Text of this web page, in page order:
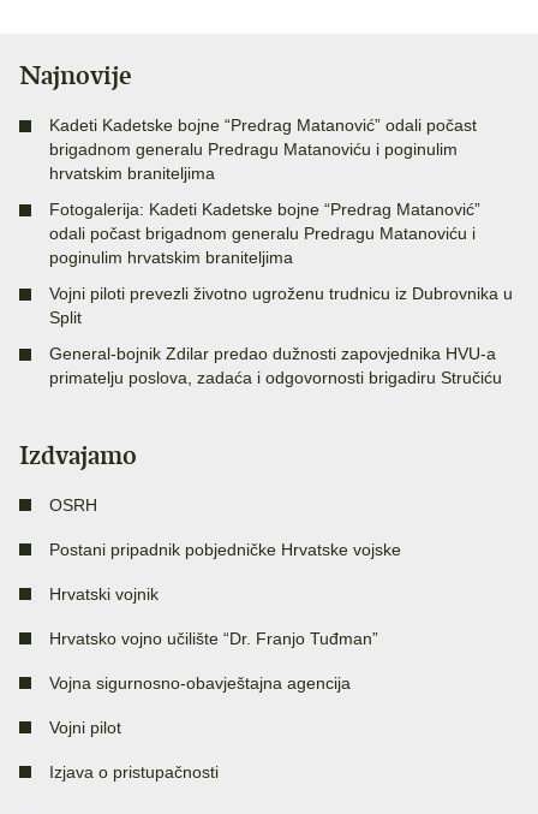
Najnovije
Kadeti Kadetske bojne “Predrag Matanović” odali počast
brigadnom generalu Predragu Matanoviću i poginulim
hrvatskim braniteljima
Fotogalerija: Kadeti Kadetske bojne “Predrag Matanović”
odali počast brigadnom generalu Predragu Matanoviću i
poginulim hrvatskim braniteljima
Vojni piloti prevezli životno ugroženu trudnicu iz Dubrovnika u
Split
General-bojnik Zdilar predao dužnosti zapovjednika HVU-a
primatelju poslova, zadaća i odgovornosti brigadiru Stručiću
Izdvajamo
OSRH
Postani pripadnik pobjedničke Hrvatske vojske
Hrvatski vojnik
Hrvatsko vojno učilište “Dr. Franjo Tuđman”
Vojna sigurnosno-obavještajna agencija
Vojni pilot
Izjava o pristupačnosti